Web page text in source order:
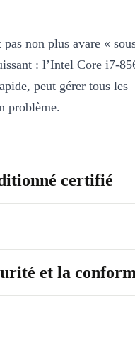
non plus avare «
: l’Intel Core i7-
peut gérer tous les
problème.
certifié
et la